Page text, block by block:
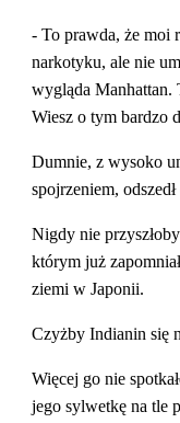
- To prawda, że moi
narkotyku, ale nie
wygląda Manhattan.
Wiesz o tym bardzo
Dumnie, z wysoko
spojrzeniem,
Nigdy nie
którym już
ziemi w Japonii.
Czyżby Indianin się
Więcej go nie
jego sylwetkę na tle